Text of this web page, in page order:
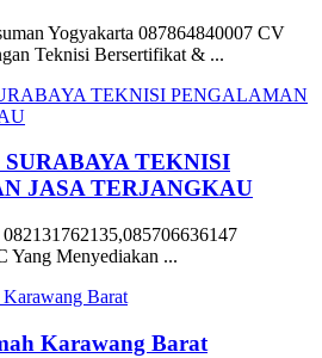
Yogyakarta 087864840007 CV
Teknisi Bersertifikat & ...
TEKNISI
JASA TERJANGKAU
Yang Menyediakan ...
Karawang Barat